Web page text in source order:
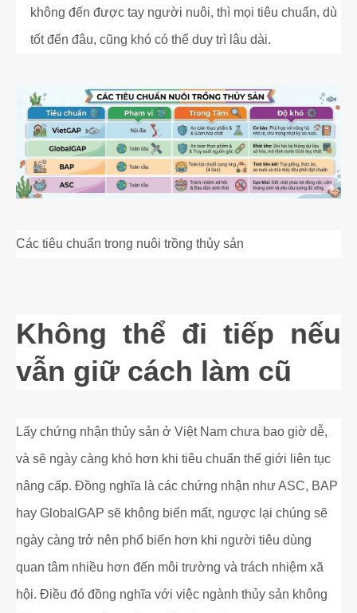
không đến được tay người nuôi, thì mọi tiêu chuẩn, dù
tốt đến đâu, cũng khó có thể duy trì lâu dài.
Các tiêu chuẩn trong nuôi trồng thủy sản
Không thể đi tiếp nếu
vẫn giữ cách làm cũ
Lấy chứng nhận thủy sản ở Việt Nam chưa bao giờ dễ,
và sẽ ngày càng khó hơn khi tiêu chuẩn thế giới liên tục
nâng cấp. Đồng nghĩa là các chứng nhận như ASC, BAP
hay GlobalGAP sẽ không biến mất, ngược lại chúng sẽ
ngày càng trở nên phổ biến hơn khi người tiêu dùng
quan tâm nhiều hơn đến môi trường và trách nhiệm xã
hội. Điều đó đồng nghĩa với việc ngành thủy sản không